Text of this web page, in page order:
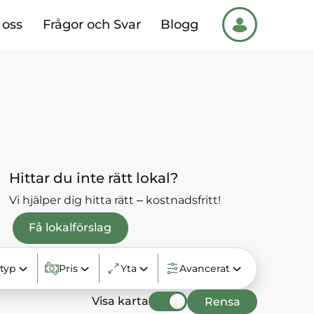
Frågor och Svar Blogg
Hittar du inte rätt lokal?
Vi hjälper dig hitta rätt – kostnadsfritt!
Få lokalförslag
Pris Yta Avancerat
Visa karta Rensa